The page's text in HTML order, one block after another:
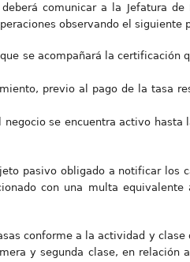
comunicar a la Jefatura de
observando el siguiente
se acompañará la certificación
previo al pago de la tasa
se encuentra activo hasta
pasivo obligado a notificar los
con una multa
conforme a la actividad y clase
y segunda clase, en relación